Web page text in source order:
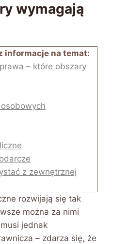
wymagają
informacje na temat:
– które obszary
z zewnętrznej
rozwijają się tak
można za nimi
jednak
– zdarza się, że